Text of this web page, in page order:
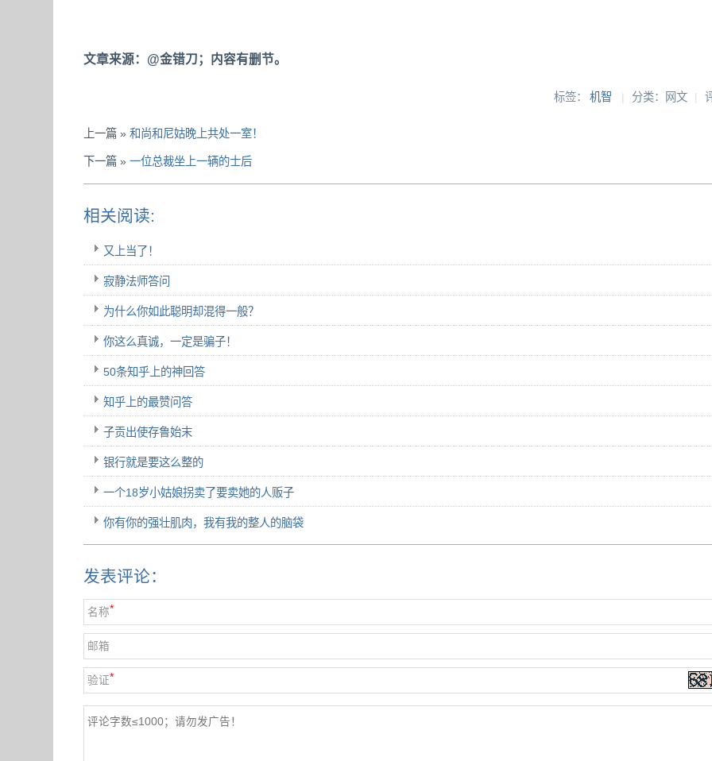
文章来源：@金错刀；内容有删节。
标签： 机智 | 分类：网文|
上一篇 »和尚和尼姑晚上共处一室！
下一篇 »一位总裁坐上一辆的士后
相关阅读:
又上当了！
寂静法师答问
为什么你如此聪明却混得一般？
你这么真诚，一定是骗子！
50条知乎上的神回答
知乎上的最赞问答
子贡出使存鲁始末
银行就是要这么整的
一个18岁小姑娘拐卖了要卖她的人贩子
你有你的强壮肌肉，我有我的整人的脑袋
发表评论：
名称*
邮箱
验证*